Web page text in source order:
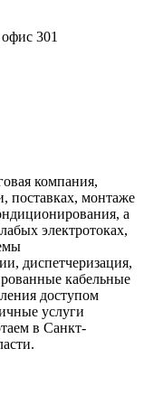
301
компания,
поставках, монтаже
а
электротоках,
диспетчеризация,
кабельные
доступом
услуги
в Санкт-